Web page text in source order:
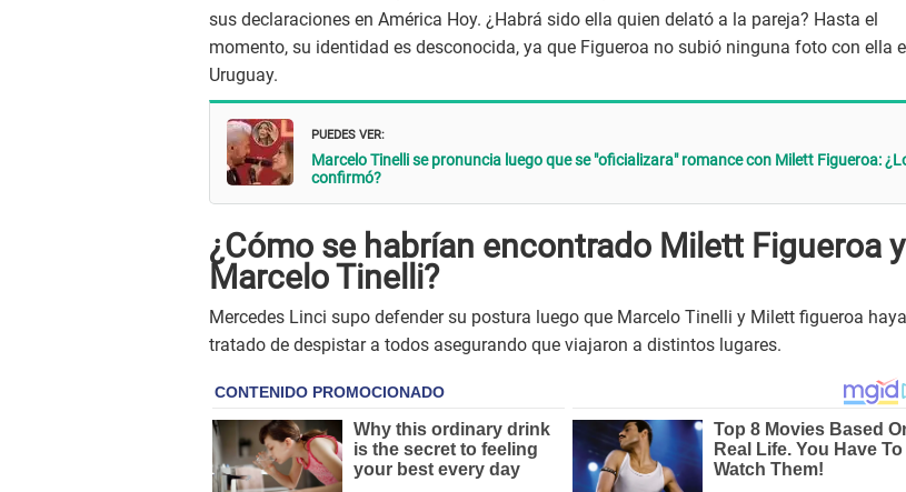
sus declaraciones en América Hoy. ¿Habrá sido ella quien delató a la pareja? Hasta el
momento, su identidad es desconocida, ya que Figueroa no subió ninguna foto con ella
Uruguay.
PUEDES VER:
Marcelo Tinelli se pronuncia luego que se "oficializara" romance con Milett Figueroa:
confirmó?
¿Cómo se habrían encontrado Milett Figueroa y
Marcelo Tinelli?
Mercedes Linci supo defender su postura luego que Marcelo Tinelli y Milett figueroa
tratado de despistar a todos asegurando que viajaron a distintos lugares.